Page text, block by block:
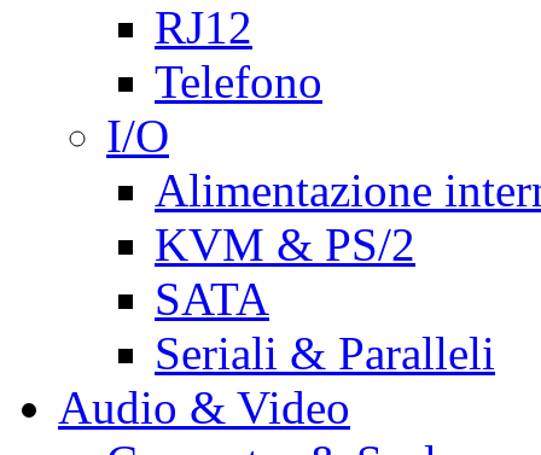
RJ12
Telefono
I/O
Alimentazione
KVM & PS/2
SATA
Seriali & Paralleli
Audio & Video